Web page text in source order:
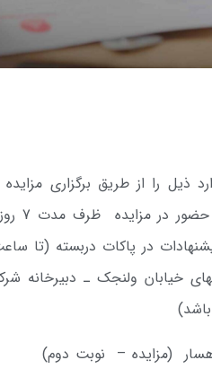
ذیل را از طریق برگزاری
حقوقی
خیابان ولنجک ـ دبیرخانه
(مزایده – نوبت دوم)